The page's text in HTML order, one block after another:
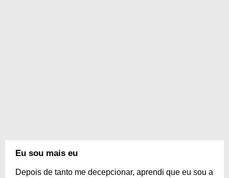
Eu sou mais eu
Depois de tanto me decepcionar, aprendi que eu sou a